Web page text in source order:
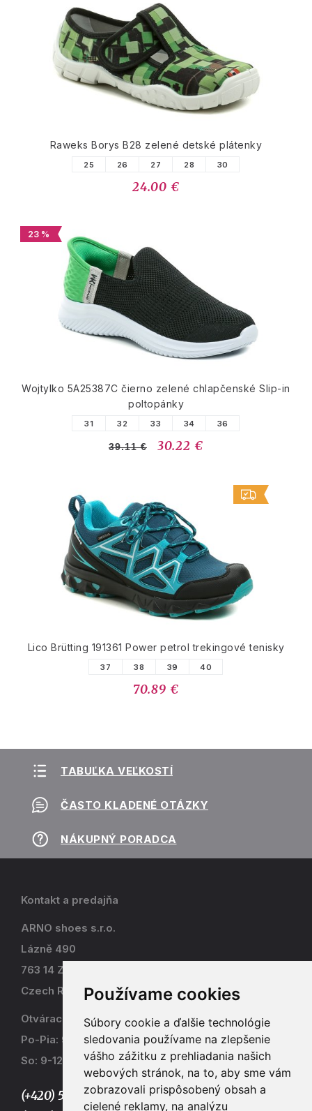
Používame cookies
Súbory cookie a ďalšie technológie
sledovania používame na zlepšenie
vášho zážitku z prehliadania našich
webových stránok, na to, aby sme vám
zobrazovali prispôsobený obsah a
cielené reklamy, na analýzu
Raweks Borys B28 zelené detské plátenky
25 26 27 28 30
24.00 €
23 %
Wojtylko 5A25387C čierno zelené chlapčenské Slip-in
poltopánky
31 32 33 34 36
39.11 € 30.22 €
Lico Brütting 191361 Power petrol trekingové tenisky
37 38 39 40
70.89 €
TABUĽKA VEĽKOSTÍ
ČASTO KLADENÉ OTÁZKY
NÁKUPNÝ PORADCA
Kontakt a predajňa
ARNO shoes s.r.o.
Lázně 490
763 14 Zlín - Kostelec
Czech Republic
Otváracia doba
Po-Pia: 9-17
So: 9-12
(+420) 577 915 036,